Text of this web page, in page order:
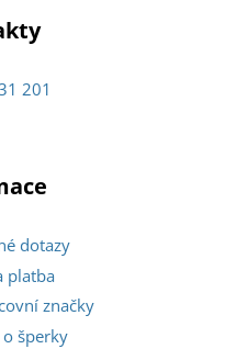
201
dotazy
platba
značky
o šperky